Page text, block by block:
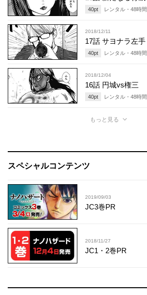
40pt レンタル・ 48時間
2018/12/11
17話 サヨナラ左手
40pt レンタル・ 48時間
2018/12/04
16話 円城vs権三
40pt レンタル・ 48時間
もっと見る
スペシャルコンテンツ
2019/09/03
JC3巻PR
2018/11/27
JC1・2巻PR